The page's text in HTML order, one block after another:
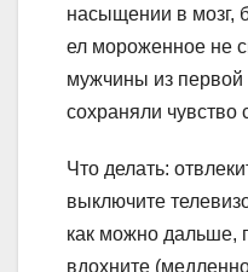
насыщении в мозг,
ел мороженное не
мужчины из
сохраняли чувство
Что делать:
выключите
как можно дальше,
вдохните